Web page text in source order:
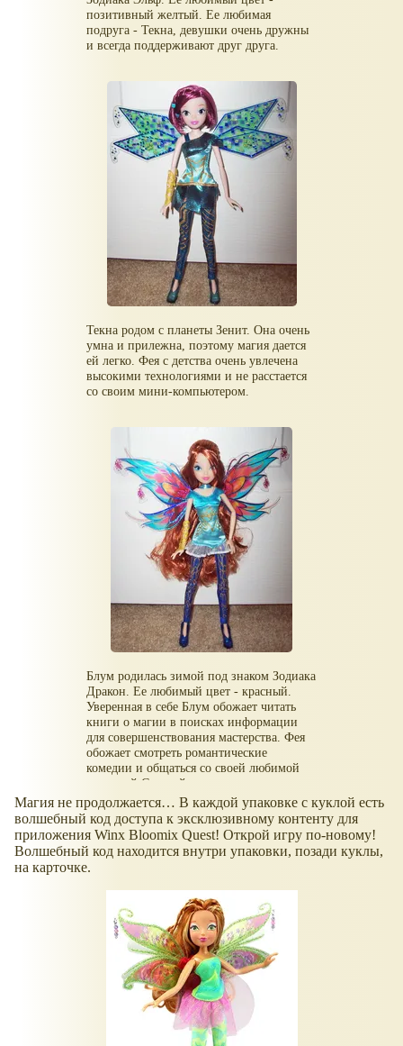
позитивный желтый. Ее любимая
подруга - Текна, девушки очень дружны
и всегда поддерживают друг друга.
Текна родом с планеты Зенит. Она очень
умна и прилежна, поэтому магия дается
ей легко. Фея с детства очень увлечена
высокими технологиями и не расстается
со своим мини-компьютером.
Блум родилась зимой под знаком Зодиака
Дракон. Ее любимый цвет - красный.
Уверенная в себе Блум обожает читать
книги о магии в поисках информации
для совершенствования мастерства. Фея
обожает смотреть романтические
комедии и общаться со своей любимой
подругой Стеллой.
Магия не продолжается… В каждой упаковке с куклой есть
волшебный код доступа к эксклюзивному контенту для
приложения Winx Bloomix Quest! Открой игру по-новому!
Волшебный код находится внутри упаковки, позади куклы,
на карточке.